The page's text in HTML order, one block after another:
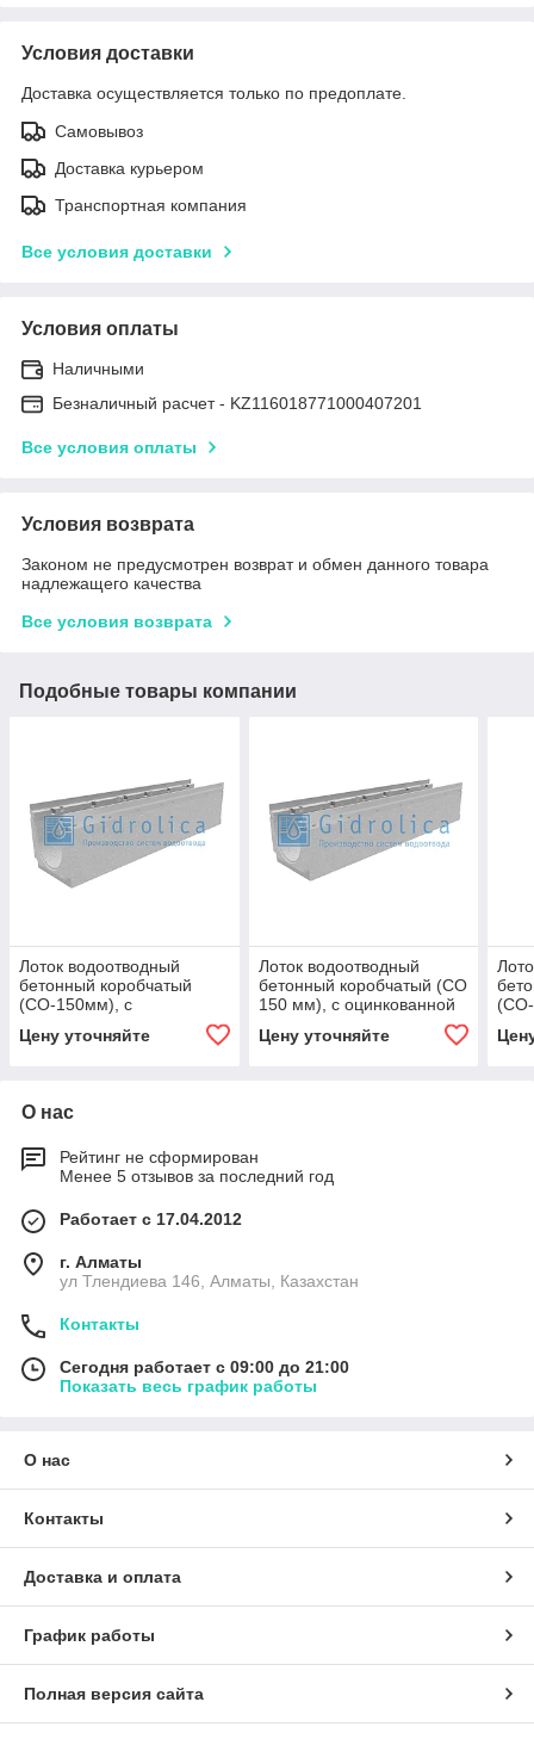
Условия доставки
Доставка осуществляется только по предоплате.
Самовывоз
Доставка курьером
Транспортная компания
Все условия доставки
Условия оплаты
Наличными
Безналичный расчет - KZ116018771000407201
Все условия оплаты
Условия возврата
Законом не предусмотрен возврат и обмен данного товара
надлежащего качества
Все условия возврата
Подобные товары компании
Лоток водоотводный
бетонный коробчатый
(СО-150мм), с
оцинкованной насадкой, с
уклоном 0,5% КUу
Цену уточняйте
Лоток водоотводный
бетонный коробчатый (СО
150 мм), с оцинкованной
насадкой, с уклоном 0,5%
КUу 100.21,3
Цену уточняйте
О нас
Рейтинг не сформирован
Менее 5 отзывов за последний год
Работает с 17.04.2012
г. Алматы
ул Тлендиева 146, Алматы, Казахстан
Контакты
Сегодня работает с 09:00 до 21:00
Показать весь график работы
О нас
Контакты
Доставка и оплата
График работы
Полная версия сайта